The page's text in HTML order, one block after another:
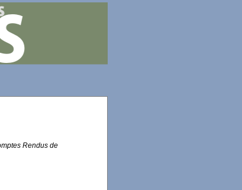
Rendus de